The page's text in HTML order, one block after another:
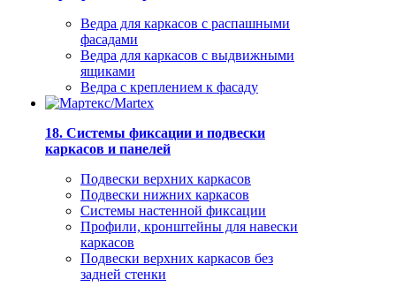
Ведра для каркасов с распашными
фасадами
Ведра для каркасов с выдвижными
ящиками
Ведра с креплением к фасаду
18. Системы фиксации и подвески
каркасов и панелей
Подвески верхних каркасов
Подвески нижних каркасов
Системы настенной фиксации
Профили, кронштейны для навески
каркасов
Подвески верхних каркасов без
задней стенки